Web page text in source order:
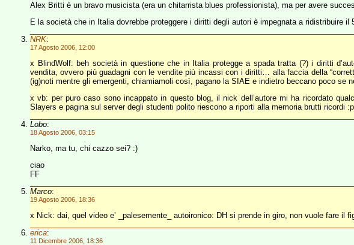
Alex Britti è un bravo musicista (era un chitarrista blues professionista), ma per avere
E la società che in Italia dovrebbe proteggere i diritti degli autori è impegnata a ridistribuire il
NRK:
17 Agosto 2006, 12:00
x BlindWolf: beh società in questione che in Italia protegge a spada tratta (?) i diritti
vendita, ovvero più guadagni con le vendite più incassi con i diritti… alla faccia della
(ig)noti mentre gli emergenti, chiamiamoli così, pagano la SIAE e indietro beccano poco se
x vb: per puro caso sono incappato in questo blog, il nick dell’autore mi ha ricordato
Slayers e pagina sul server degli studenti polito riescono a riporti alla memoria brutti ricordi :p
Lobo:
18 Agosto 2006, 03:15
Narko, ma tu, chi cazzo sei? :)
ciao
FF
Marco:
19 Agosto 2006, 18:36
x Nick: dai, quel video e’ _palesemente_ autoironico: DH si prende in giro, non vuole fare il
erica:
11 Dicembre 2006, 18:36